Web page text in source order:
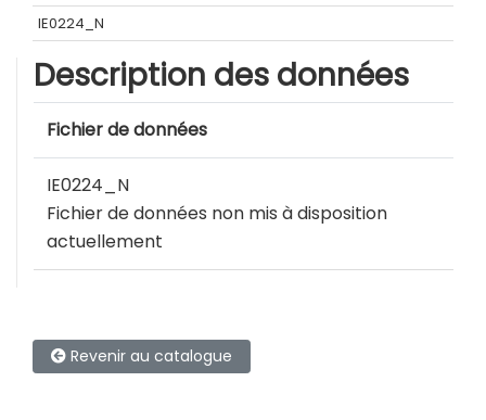
IE0224_N
Description des données
Fichier de données
IE0224_N
Fichier de données non mis à disposition
actuellement
Revenir au catalogue